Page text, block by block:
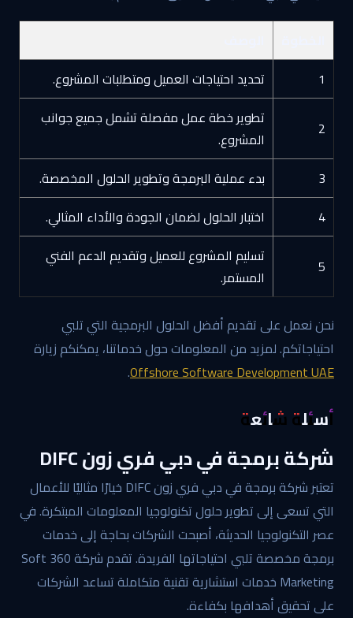
1
تحديد احتياجات العميل ومتطلبات المشروع.
2
تطوير خطة عمل مفصلة تشمل جميع جوانب
المشروع.
3
بدء عملية البرمجة وتطوير الحلول المخصصة.
4
اختبار الحلول لضمان الجودة والأداء المثالي.
5
تسليم المشروع للعميل وتقديم الدعم الفني
المستمر.
نحن نعمل على تقديم أفضل الحلول البرمجية التي تلبي
احتياجاتكم. لمزيد من المعلومات حول خدماتنا، يمكنكم زيارة
Offshore Software Development UAE
.
أسئلة شائعة
شركة برمجة في دبي فري زون DIFC
تعتبر شركة برمجة في دبي فري زون DIFC خيارًا مثاليًا للأعمال
التي تسعى إلى تطوير حلول تكنولوجيا المعلومات المبتكرة. في
عصر التكنولوجيا الحديثة، أصبحت الشركات بحاجة إلى خدمات
برمجة مخصصة تلبي احتياجاتها الفريدة. تقدم شركة 360 Soft
Marketing خدمات استشارية تقنية متكاملة تساعد الشركات
على تحقيق أهدافها بكفاءة.